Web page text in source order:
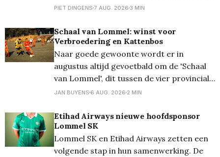
fileerde voor ons de ploeg die het moet
League... Lee Johnson is een toffe pee.
Laat daar geen twijfel over bestaan. Maar
in HBvL bekijkt
PIET DINGENS 7 AUG. 2026 3 MIN
Schaal van Lommel: winst voor
Verbroedering en Kattenbos
Naar goede gewoonte wordt er in
augustus altijd gevoetbald om de 'Schaal
van Lommel', dit tussen de vier provinciale
Lommelse clubs. Vanavond stonden op het
op het programma. En daarbij kwam
Verbroedering uit tegen Grenstrappers
Kolonie, en werd het 1-1,
JAN BUYENS 6 AUG. 2026 2 MIN
Etihad Airways nieuwe hoofdsponsor
Lommel SK
Lommel SK en Etihad Airways zetten een
volgende stap in hun samenwerking. De